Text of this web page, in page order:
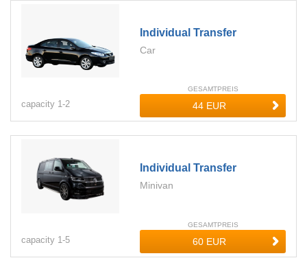
Individual Transfer
Car
capacity 1-2
GESAMTPREIS
Individual Transfer
Minivan
capacity 1-5
GESAMTPREIS